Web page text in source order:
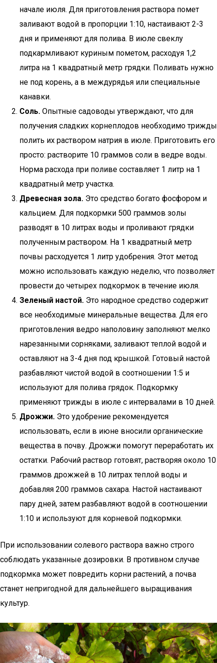
начале июля. Для приготовления раствора помет
заливают водой в пропорции 1:10, настаивают 2-3
дня и применяют для полива. В июле свеклу
подкармливают куриным пометом, расходуя 1,2
литра на 1 квадратный метр грядки. Поливать нужно
не под корень, а в междурядья или специальные
канавки.
Соль. Опытные садоводы утверждают, что для
получения сладких корнеплодов необходимо трижды
полить их раствором натрия в июле. Приготовить его
просто: растворите 10 граммов соли в ведре воды.
Норма расхода при поливе составляет 1 литр на 1
квадратный метр участка.
Древесная зола. Это средство богато фосфором и
кальцием. Для подкормки 500 граммов золы
разводят в 10 литрах воды и проливают грядки
полученным раствором. На 1 квадратный метр
почвы расходуется 1 литр удобрения. Этот метод
можно использовать каждую неделю, что позволяет
провести до четырех подкормок в течение июля.
Зеленый настой. Это народное средство содержит
все необходимые минеральные вещества. Для его
приготовления ведро наполовину заполняют мелко
нарезанными сорняками, заливают теплой водой и
оставляют на 3-4 дня под крышкой. Готовый настой
разбавляют чистой водой в соотношении 1:5 и
используют для полива грядок. Подкормку
применяют трижды в июле с интервалами в 10 дней.
Дрожжи. Это удобрение рекомендуется
использовать, если в июне вносили органические
вещества в почву. Дрожжи помогут переработать их
остатки. Рабочий раствор готовят, растворяя около 10
граммов дрожжей в 10 литрах теплой воды и
добавляя 200 граммов сахара. Настой настаивают
пару дней, затем разбавляют водой в соотношении
1:10 и используют для корневой подкормки.
При использовании солевого раствора важно строго
соблюдать указанные дозировки. В противном случае
подкормка может повредить корни растений, а почва
станет непригодной для дальнейшего выращивания
культур.